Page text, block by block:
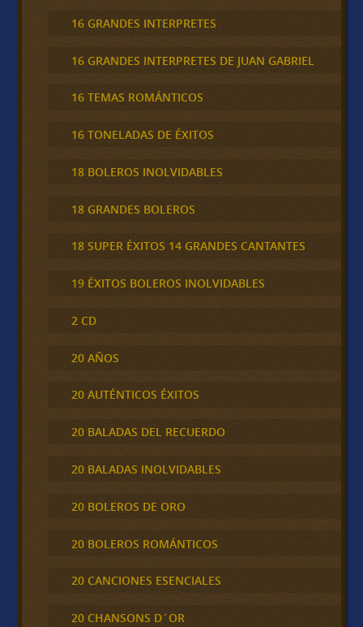
16 GRANDES INTERPRETES
16 GRANDES INTERPRETES DE JUAN GABRIEL
16 TEMAS ROMÁNTICOS
16 TONELADAS DE ÉXITOS
18 BOLEROS INOLVIDABLES
18 GRANDES BOLEROS
18 SUPER ÉXITOS 14 GRANDES CANTANTES
19 ÉXITOS BOLEROS INOLVIDABLES
2 CD
20 AÑOS
20 AUTÉNTICOS ÉXITOS
20 BALADAS DEL RECUERDO
20 BALADAS INOLVIDABLES
20 BOLEROS DE ORO
20 BOLEROS ROMÁNTICOS
20 CANCIONES ESENCIALES
20 CHANSONS D´OR